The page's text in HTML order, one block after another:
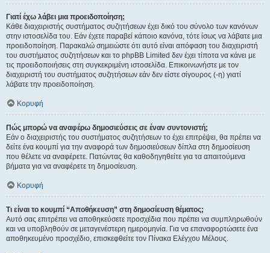
Γιατί έχω λάβει μια προειδοποίηση;
Κάθε διαχειριστής συστήματος συζητήσεων έχει δικό του σύνολο των κανόνων
στην ιστοσελίδα του. Εάν έχετε παραβεί κάποιο κανόνα, τότε ίσως να λάβατε μια
προειδοποίηση. Παρακαλώ σημειώστε ότι αυτό είναι απόφαση του διαχειριστή
του συστήματος συζητήσεων και το phpBB Limited δεν έχει τίποτα να κάνει με
τις προειδοποιήσεις στη συγκεκριμένη ιστοσελίδα. Επικοινωνήστε με τον
διαχειριστή του συστήματος συζητήσεων εάν δεν είστε σίγουρος (-η) γιατί
λάβατε την προειδοποίηση.
Κορυφή
Πώς μπορώ να αναφέρω δημοσιεύσεις σε έναν συντονιστή;
Εάν ο διαχειριστής του συστήματος συζητήσεων το έχει επιτρέψει, θα πρέπει να
δείτε ένα κουμπί για την αναφορά των δημοσιεύσεων δίπλα στη δημοσίευση
που θέλετε να αναφέρετε. Πατώντας θα καθοδηγηθείτε για τα απαιτούμενα
βήματα για να αναφέρετε τη δημοσίευση.
Κορυφή
Τι είναι το κουμπί “Αποθήκευση” στη δημοσίευση θέματος;
Αυτό σας επιτρέπει να αποθηκεύσετε προσχέδια που πρέπει να συμπληρωθούν
και να υποβληθούν σε μεταγενέστερη ημερομηνία. Για να επαναφορτώσετε ένα
αποθηκευμένο προσχέδιο, επισκεφθείτε τον Πίνακα Ελέγχου Μέλους.